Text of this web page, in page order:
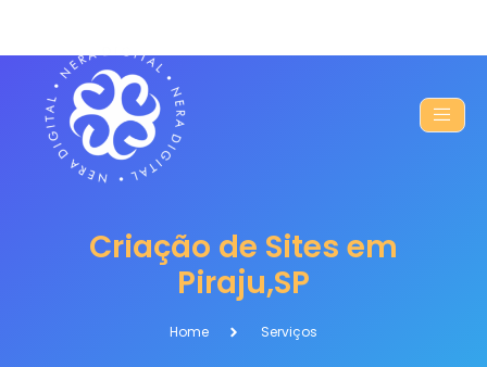
Criação de Sites em
Piraju,SP
Home Serviços